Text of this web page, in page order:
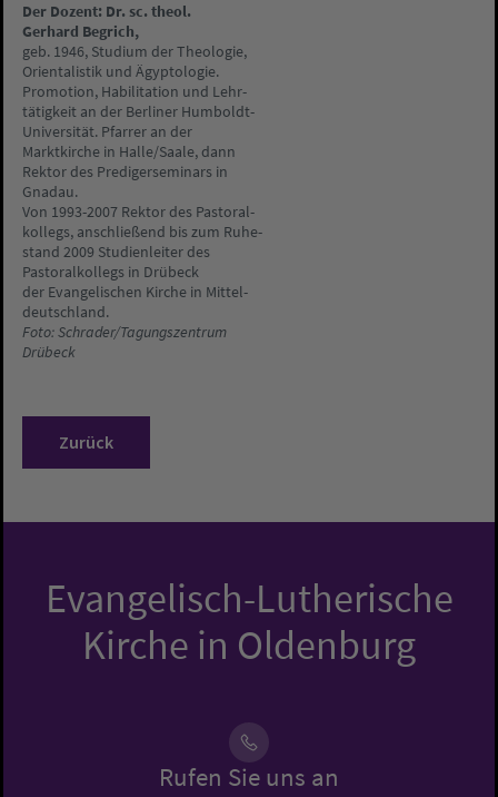
Der Dozent: Dr. sc. theol.
Gerhard Begrich,
geb. 1946, Studium der Theologie,
Orientalistik und Ägyptologie.
Promotion, Habilitation und Lehr-
tätigkeit an der Berliner Humboldt-
Universität. Pfarrer an der
Marktkirche in Halle/Saale, dann
Rektor des Predigerseminars in
Gnadau.
Von 1993-2007 Rektor des Pastoral-
kollegs, anschließend bis zum Ruhe-
stand 2009 Studienleiter des
Pastoralkollegs in Drübeck
der Evangelischen Kirche in Mittel-
deutschland.
Foto: Schrader/Tagungszentrum
Drübeck
Zurück
Evangelisch-Lutherische
Kirche in Oldenburg
Rufen Sie uns an